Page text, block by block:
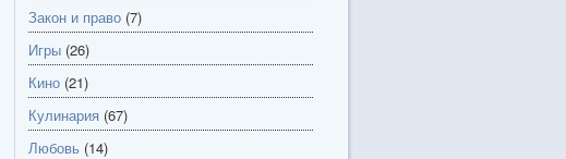
Закон и право (7)
Игры (26)
Кино (21)
Кулинария (67)
Любовь (14)